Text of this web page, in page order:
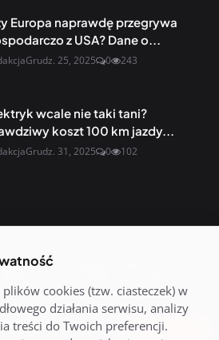
Europa naprawdę przegrywa
z USA? Dane o...
Grudz. 25, 2025 0 243
wcale nie taki tani?
koszt 100 km jazdy...
Grudz. 31, 2025 0 102
i starannie dobrane
Zapisz się
cookies (tzw. ciasteczek) w
działania serwisu, analizy
treści do Twoich preferencji.